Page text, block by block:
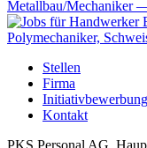
Stellen
Firma
Initiativbewerbung
Kontakt
PKS Personal AG,